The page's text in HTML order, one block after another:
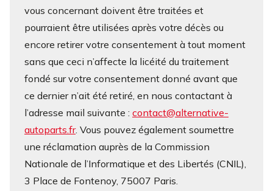
vous concernant doivent être traitées et
pourraient être utilisées après votre décès ou
encore retirer votre consentement à tout moment
sans que ceci n’affecte la licéité du traitement
fondé sur votre consentement donné avant que
ce dernier n’ait été retiré, en nous contactant à
l’adresse mail suivante : contact@alternative-
autoparts.fr. Vous pouvez également soumettre
une réclamation auprès de la Commission
Nationale de l’Informatique et des Libertés (CNIL),
3 Place de Fontenoy, 75007 Paris.